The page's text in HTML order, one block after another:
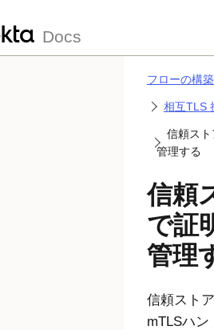
Docs
フローの構築
相互TLS
信頼ス
管理する
信頼
で証
管理
信頼スト
mTLSハン